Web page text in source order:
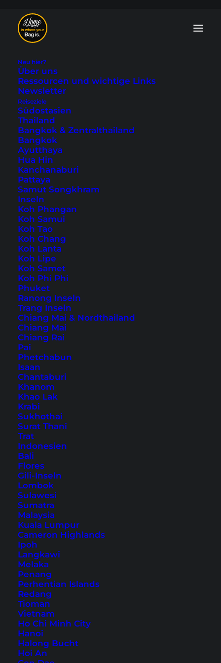
Neu hier?
Über uns
Ressourcen und wichtige Links
Newsletter
Reiseziele
Südostasien
Thailand
Bangkok & Zentralthailand
Bangkok
Ayutthaya
Hua Hin
Kanchanaburi
Pattaya
Samut Songkhram
Inseln
Koh Phangan
Koh Samui
Koh Tao
Koh Chang
Koh Lanta
Koh Lipe
Koh Samet
Koh Phi Phi
Phuket
Ranong Inseln
Trang Inseln
Chiang Mai & Nordthailand
Chiang Mai
Chiang Rai
Pai
Phetchabun
Isaan
Chantaburi
Khanom
Khao Lak
Krabi
Sukhothai
Surat Thani
Trat
Indonesien
Bali
Flores
Gili-Inseln
Lombok
Sulawesi
Sumatra
Malaysia
Kuala Lumpur
Cameron Highlands
Ipoh
Langkawi
Melaka
Penang
Perhentian Islands
Redang
Tioman
Vietnam
Ho Chi Minh City
Hanoi
Halong Bucht
Hoi An
Tokio - die
schönsten
Aussichtspunkte
Zuletzt aktualisiert: 17. November 2025
Tokio ist riesig und beeindruckend, aber Tokio
von oben ist nochmal eine komplett andere
Welt. Ein Hochhaus reiht sich an das nächste
und trotzdem kannst du so viel Grün von den
Aussichtspunkten Tokios sehen.
9 geniale Aussichtspunkte
in Tokio (inkl. Geheimtipps)
Inhaltsverzeichnis
Übernachtung in Tokio – unser Hoteltipp
1. Mori Tower
2. Asakusa Culture Tourist Information
Center
3. Tokyo Skytree
4. Shibuya Sky
5. Tokyo Metropolitan Government
Building
6. Tokyo Tower
7. Sky Circus Sunshine 60
8. Odaiba Fuji TV Building
9. Tokyo World Trade Center
Tokio: Touren und Tickets
Anreise nach Tokio
Für uns sind Viewpoints immer ein Highlight
und wir lieben es die Aussicht auf Städte von